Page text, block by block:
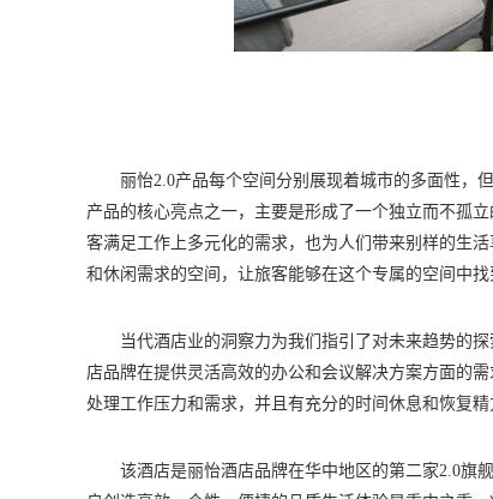
丽怡2.0产品每个空间分别展现着城市的多面性，
产品的核心亮点之一，主要是形成了一个独立而不孤
客满足工作上多元化的需求，也为人们带来别样的生
和休闲需求的空间，让旅客能够在这个专属的空间中
当代酒店业的洞察力为我们指引了对未来趋势的
店品牌在提供灵活高效的办公和会议解决方案方面的
处理工作压力和需求，并且有充分的时间休息和恢复精
该酒店是丽怡酒店品牌在华中地区的第二家2.0旗